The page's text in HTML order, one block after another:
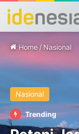
Home / Nasional
Nasional
Trending